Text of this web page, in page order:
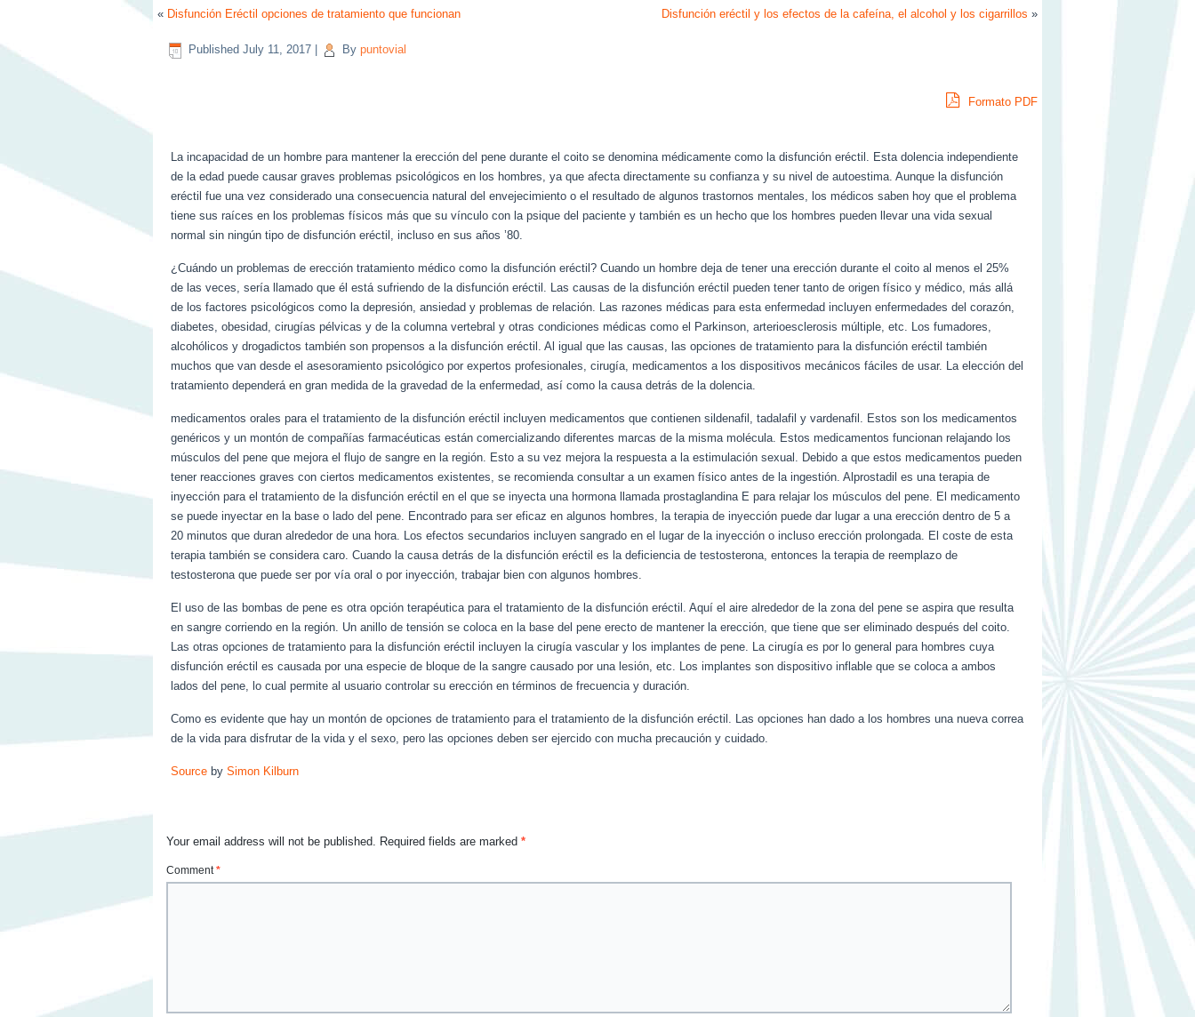
« Disfunción Eréctil opciones de tratamiento que funcionan Disfunción eréctil y los efectos de la cafeína, el alcohol y los cigarrillos »
Published July 11, 2017 By puntovial
Formato PDF
La incapacidad de un hombre para mantener la erección del pene durante el coito se denomina médicamente como la disfunción eréctil. Esta dolencia independiente
de la edad puede causar graves problemas psicológicos en los hombres, ya que afecta directamente su confianza y su nivel de autoestima. Aunque la disfunción
eréctil fue una vez considerado una consecuencia natural del envejecimiento o el resultado de algunos trastornos mentales, los médicos saben hoy que el problema
tiene sus raíces en los problemas físicos más que su vínculo con la psique del paciente y también es un hecho que los hombres pueden llevar una vida sexual
normal sin ningún tipo de disfunción eréctil, incluso en sus años ’80.
¿Cuándo un problemas de erección tratamiento médico como la disfunción eréctil? Cuando un hombre deja de tener una erección durante el coito al menos el 25%
de las veces, sería llamado que él está sufriendo de la disfunción eréctil. Las causas de la disfunción eréctil pueden tener tanto de origen físico y médico, más allá
de los factores psicológicos como la depresión, ansiedad y problemas de relación. Las razones médicas para esta enfermedad incluyen enfermedades del corazón,
diabetes, obesidad, cirugías pélvicas y de la columna vertebral y otras condiciones médicas como el Parkinson, arterioesclerosis múltiple, etc. Los fumadores,
alcohólicos y drogadictos también son propensos a la disfunción eréctil. Al igual que las causas, las opciones de tratamiento para la disfunción eréctil también
muchos que van desde el asesoramiento psicológico por expertos profesionales, cirugía, medicamentos a los dispositivos mecánicos fáciles de usar. La elección del
tratamiento dependerá en gran medida de la gravedad de la enfermedad, así como la causa detrás de la dolencia.
medicamentos orales para el tratamiento de la disfunción eréctil incluyen medicamentos que contienen sildenafil, tadalafil y vardenafil. Estos son los medicamentos
genéricos y un montón de compañías farmacéuticas están comercializando diferentes marcas de la misma molécula. Estos medicamentos funcionan relajando los
músculos del pene que mejora el flujo de sangre en la región. Esto a su vez mejora la respuesta a la estimulación sexual. Debido a que estos medicamentos pueden
tener reacciones graves con ciertos medicamentos existentes, se recomienda consultar a un examen físico antes de la ingestión. Alprostadil es una terapia de
inyección para el tratamiento de la disfunción eréctil en el que se inyecta una hormona llamada prostaglandina E para relajar los músculos del pene. El medicamento
se puede inyectar en la base o lado del pene. Encontrado para ser eficaz en algunos hombres, la terapia de inyección puede dar lugar a una erección dentro de 5 a
20 minutos que duran alrededor de una hora. Los efectos secundarios incluyen sangrado en el lugar de la inyección o incluso erección prolongada. El coste de esta
terapia también se considera caro. Cuando la causa detrás de la disfunción eréctil es la deficiencia de testosterona, entonces la terapia de reemplazo de
testosterona que puede ser por vía oral o por inyección, trabajar bien con algunos hombres.
El uso de las bombas de pene es otra opción terapéutica para el tratamiento de la disfunción eréctil. Aquí el aire alrededor de la zona del pene se aspira que resulta
en sangre corriendo en la región. Un anillo de tensión se coloca en la base del pene erecto de mantener la erección, que tiene que ser eliminado después del coito.
Las otras opciones de tratamiento para la disfunción eréctil incluyen la cirugía vascular y los implantes de pene. La cirugía es por lo general para hombres cuya
disfunción eréctil es causada por una especie de bloque de la sangre causado por una lesión, etc. Los implantes son dispositivo inflable que se coloca a ambos
lados del pene, lo cual permite al usuario controlar su erección en términos de frecuencia y duración.
Como es evidente que hay un montón de opciones de tratamiento para el tratamiento de la disfunción eréctil. Las opciones han dado a los hombres una nueva correa
de la vida para disfrutar de la vida y el sexo, pero las opciones deben ser ejercido con mucha precaución y cuidado.
Source by Simon Kilburn
Your email address will not be published. Required fields are marked *
Comment*